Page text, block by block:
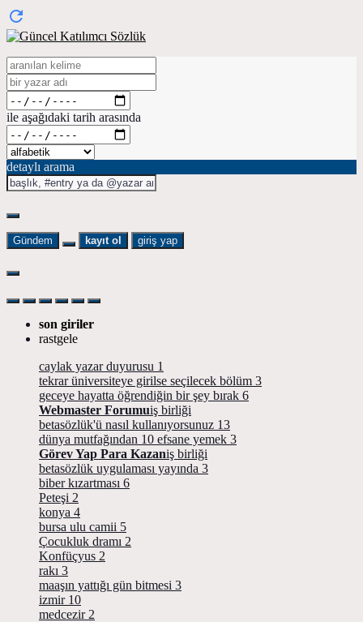
ile aşağıdaki tarih arasında
detaylı arama
Gündem kayıt ol giriş yap
son giriler
rastgele
caylak yazar duyurusu 1
tekrar üniversiteye girilse seçilecek bölüm 3
geceye hayatta öğrendiğin bir şey bırak 6
Webmaster Forumuiş birliği
betasözlük'ü nasıl kullanıyorsunuz 13
dünya mutfağından 10 efsane yemek 3
Görev Yap Para Kazaniş birliği
betasözlük uygulaması yayında 3
biber kızartması 6
Peteşi 2
konya 4
bursa ulu camii 5
Çocukluk dramı 2
Konfüçyus 2
rakı 3
maaşın yattığı gün bitmesi 3
izmir 10
medcezir 2